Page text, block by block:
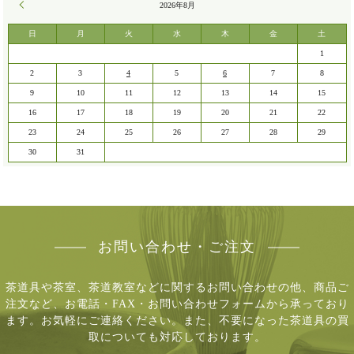
2026年8月
日 月 火 水 木 金 土
1
2 3 4 5 6 7 8
9 10 11 12 13 14 15
16 17 18 19 20 21 22
23 24 25 26 27 28 29
30 31
お問い合わせ・ご注文
茶道具や茶室、茶道教室などに関するお問い合わせの他、商品ご
注文など、 お電話・FAX・お問い合わせフォームから承っており
ます。お気軽にご連絡ください。 また、不要になった茶道具の買
取についても対応しております。